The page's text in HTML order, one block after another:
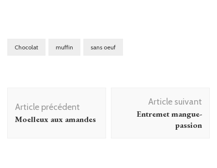
Chocolat muffin sans oeuf
d'article
Article précédent
Moelleux aux amandes
Article suivant
Entremet mangue-
passion